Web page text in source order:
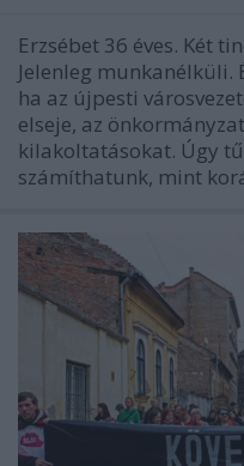
Erzsébet 36 éves. Két
Jelenleg munkanélküli.
ha az újpesti
elseje, az
kilakoltatásokat. Úgy
számíthatunk, mint